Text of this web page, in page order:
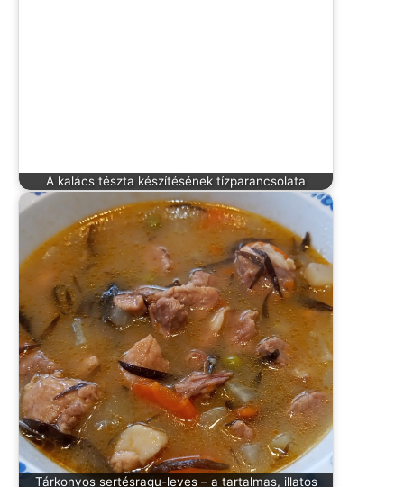
A kalács tészta készítésének tízparancsolata
Tárkonyos sertésragu-leves – a tartalmas, illatos